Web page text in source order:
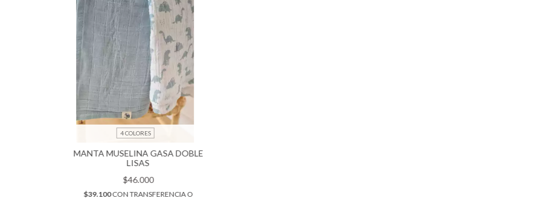
4 COLORES
MANTA MUSELINA GASA DOBLE
LISAS
$46.000
$39.100CONTRANSFERENCIA O